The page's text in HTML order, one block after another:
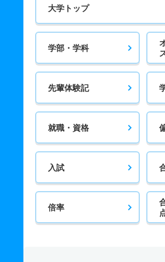
大学トップ
学部・学科
先輩体験記
就職・資格
入試
倍率